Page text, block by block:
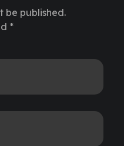
be published.
*